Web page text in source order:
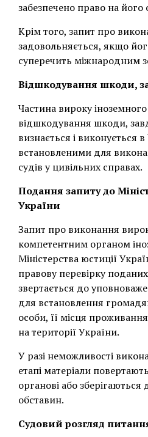
забезпечено право на
Крім того, запит про
задовольняється, якщо
суперечить міжнародним
Відшкодування шкоди,
Частина вироку
відшкодування шкоди,
визнається і виконується
встановленими для
судів у цивільних справах.
Подання запиту до
України
Запит про виконання
компетентним органом
Міністерства юстиції
правову перевірку
звертається до
для встановлення
особи, її місця
на території України.
У разі неможливості
етапі матеріали
органові або
обставин.
Судовий розгляд